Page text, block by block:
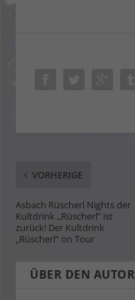
VORHERIGE
Asbach Rüscherl Nights der
Kultdrink ,,Rüscherl” ist
zurück! Der Kultdrink
„Rüscherl“ on Tour
ÜBER DEN AUTOR